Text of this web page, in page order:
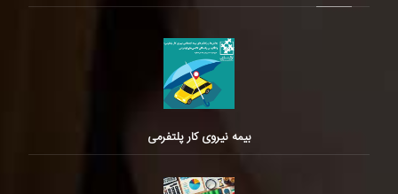
بیمه نیروی کار پلتفرمی